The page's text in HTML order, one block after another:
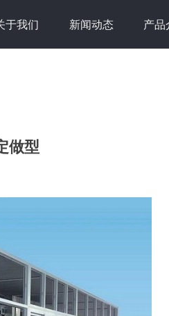
于我们 新闻动态 产品
做型